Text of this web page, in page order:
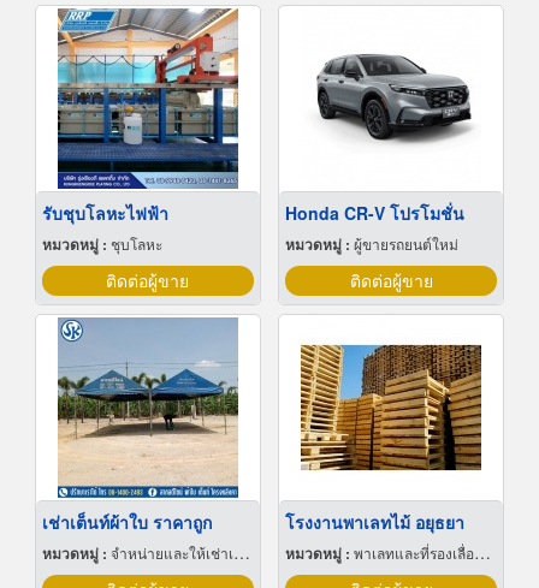
รับชุบโลหะไฟฟ้า
หมวดหมู่ : ชุบโลหะ
ติดต่อผู้ขาย
Honda CR-V โปรโมชั่น
หมวดหมู่ : ผู้ขายรถยนต์ใหม่
ติดต่อผู้ขาย
เช่าเต็นท์ผ้าใบ ราคาถูก
หมวดหมู่ : จำหน่ายและให้เช่าเต็นท์
โรงงานพาเลทไม้ อยุธยา
หมวดหมู่ : พาเลทและที่รองเลื่อนกะบะ